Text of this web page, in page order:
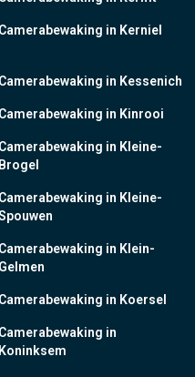
Camerabewaking in Kerniel
Camerabewaking in Kessenich
Camerabewaking in Kinrooi
Camerabewaking in Kleine-
Brogel
Camerabewaking in Kleine-
Camerabewaking in Klein-
Gelmen
Camerabewaking in Koersel
Camerabewaking in
Koninksem